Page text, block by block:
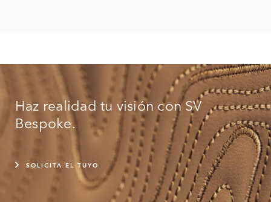
Haz realidad tu visión con SV
Bespoke.
SOLICITA EL TUYO